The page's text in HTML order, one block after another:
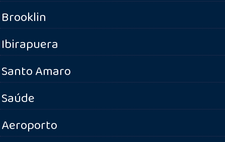
Brooklin
Ibirapuera
Santo Amaro
Saúde
Aeroporto